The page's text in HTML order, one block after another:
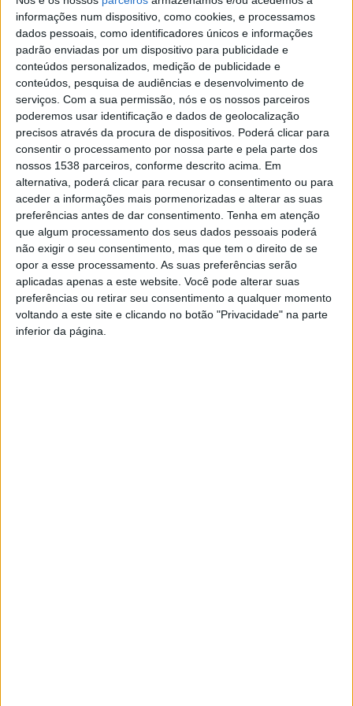
informações num dispositivo, como cookies, e processamos
dados pessoais, como identificadores únicos e informações
padrão enviadas por um dispositivo para publicidade e
conteúdos personalizados, medição de publicidade e
conteúdos, pesquisa de audiências e desenvolvimento de
serviços. Com a sua permissão, nós e os nossos parceiros
poderemos usar identificação e dados de geolocalização
precisos através da procura de dispositivos. Poderá clicar para
consentir o processamento por nossa parte e pela parte dos
nossos 1538 parceiros, conforme descrito acima. Em
alternativa, poderá clicar para recusar o consentimento ou para
aceder a informações mais pormenorizadas e alterar as suas
preferências antes de dar consentimento. Tenha em atenção
que algum processamento dos seus dados pessoais poderá
não exigir o seu consentimento, mas que tem o direito de se
opor a esse processamento. As suas preferências serão
aplicadas apenas a este website. Você pode alterar suas
preferências ou retirar seu consentimento a qualquer momento
voltando a este site e clicando no botão "Privacidade" na parte
inferior da página.
enfrentam quando procuram emprego.
Como refere Carlos Videira, Administrador Executivo da
BragaHabit, “atualmente, a empresa municipal de
habitação de Braga apoia 217 famílias provenientes
das comunidades ciganas através de cinco programas
habitacionais, abrangendo um total de 874 pessoas,
das quais 440 estão em idade ativa. Entre estas, 74
pessoas estão empregadas, incluindo 59 homens e 15
mulheres. A baixa taxa de emprego, especialmente em
certos bairros e regimes de apoio, sublinha a
necessidade urgente de iniciativas que promovam a sua
inclusão no mercado laboral”.